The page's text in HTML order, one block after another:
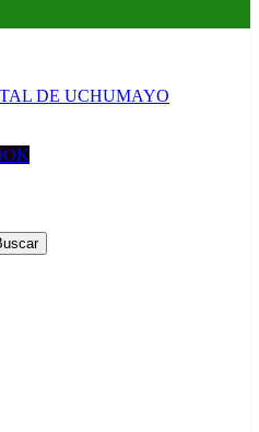
DE UCHUMAYO